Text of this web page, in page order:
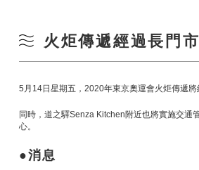
火炬傳遞經過長門市
5月14日星期五，2020年東京奧運會火炬傳遞將
同時，道之驛Senza Kitchen附近也將實施交通
心。
消息